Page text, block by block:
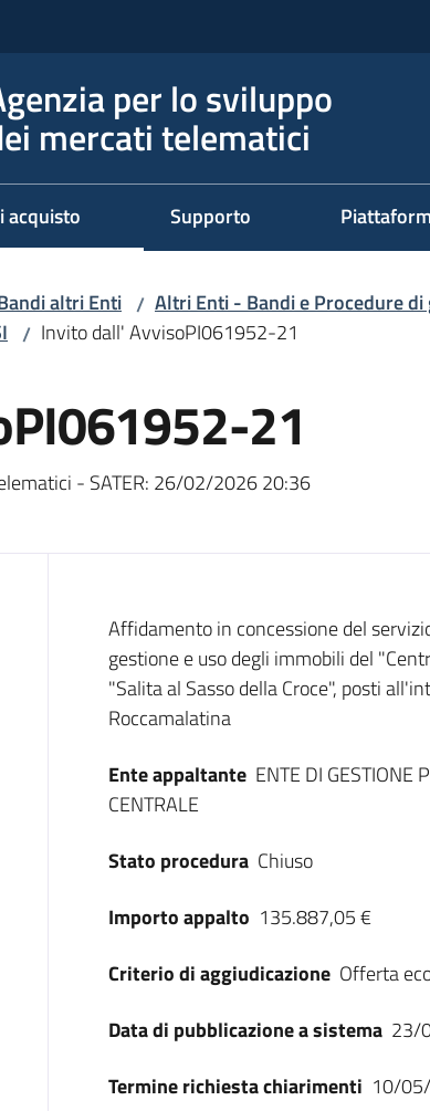
per lo sviluppo
mercati telematici
acquisto Supporto
altri Enti / Altri Enti - Bandi e Procedure di
/ Invito dall' AvvisoPI061952-21
21
- SATER: 26/02/2026 20:36
Dati del bando
Affidamento in concessione del
gestione e uso degli immobili del
"Salita al Sasso della Croce", posti
Roccamalatina
Ente appaltante ENTE DI GESTIONE
CENTRALE
Stato procedura Chiuso
Importo appalto 135.887,05 €
Criterio di aggiudicazione Offerta
Data di pubblicazione a sistema 23/
Termine richiesta chiarimenti 10/